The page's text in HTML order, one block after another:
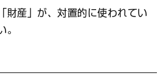
産」が、対置的に使われてい
。